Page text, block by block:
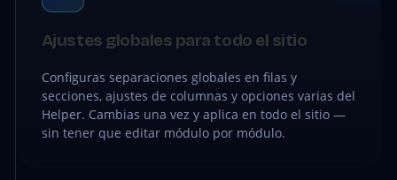
Ajustes globales para todo el sitio
Configuras separaciones globales en filas y
secciones, ajustes de columnas y opciones varias del
Helper. Cambias una vez y aplica en todo el sitio —
sin tener que editar módulo por módulo.